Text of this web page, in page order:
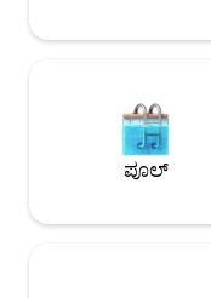
ಪೂಲ್